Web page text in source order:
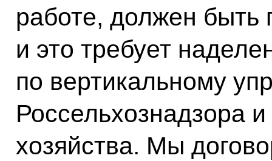
работе, должен быть
и это требует
по вертикальному
Россельхознадзора
хозяйства. Мы